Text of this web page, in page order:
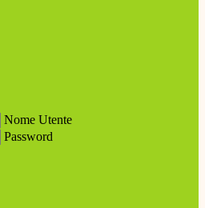
Nome Utente
Password